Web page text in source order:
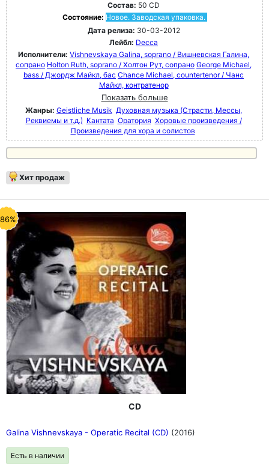
Состав: 50 CD
Состояние: Новое. Заводская упаковка.
Дата релиза: 30-03-2012
Лейбл: Decca
Исполнители: Vishnevskaya Galina, soprano / Вишневская Галина,
сопрано Holton Ruth, soprano / Холтон Рут, сопрано George Michael,
bass / Джордж Майкл, бас Chance Michael, countertenor / Чанс
Майкл, контратенор
Показать больше
Жанры: Geistliche Musik Духовная музыка (Страсти, Мессы,
Реквиемы и т.д.) Кантата Оратория Хоровые произведения /
Произведения для хора и солистов
Хит продаж
CD
Galina Vishnevskaya - Operatic Recital (CD) (2016)
Есть в наличии